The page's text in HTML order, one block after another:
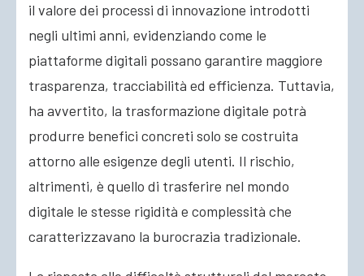
il valore dei processi di innovazione introdotti
negli ultimi anni, evidenziando come le
piattaforme digitali possano garantire maggiore
trasparenza, tracciabilità ed efficienza. Tuttavia,
ha avvertito, la trasformazione digitale potrà
produrre benefici concreti solo se costruita
attorno alle esigenze degli utenti. Il rischio,
altrimenti, è quello di trasferire nel mondo
digitale le stesse rigidità e complessità che
caratterizzavano la burocrazia tradizionale.